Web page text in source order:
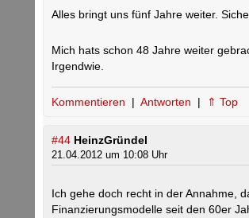
Alles bringt uns fünf Jahre weiter.
Mich hats schon 48 Jahre weiter
Irgendwie.
Kommentieren | Antworten | ⇑ Top
#44 HeinzGründel
21.04.2012 um 10:08 Uhr
Ich gehe doch recht in der Annahme,
Finanzierungsmodelle seit den 60er